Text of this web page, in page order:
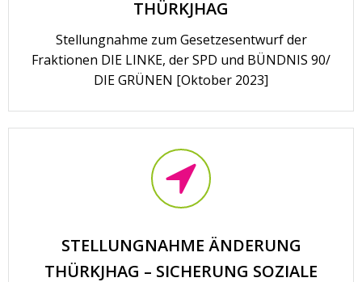
THÜRKJHAG
Stellungnahme zum Gesetzesentwurf der
Fraktionen DIE LINKE, der SPD und BÜNDNIS 90/
DIE GRÜNEN [Oktober 2023]
STELLUNGNAHME ÄNDERUNG
THÜRKJHAG – SICHERUNG SOZIALE